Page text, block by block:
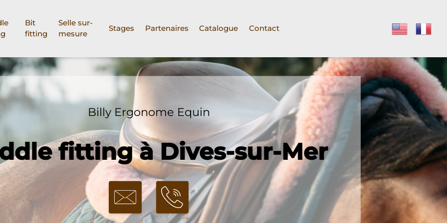
Bit
fitting
Selle sur-
mesure
Stages Partenaires Catalogue Contact
Billy Ergonome Equin
fitting à Dives-sur-Mer